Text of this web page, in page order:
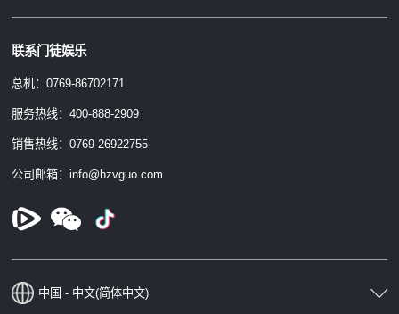
联系门徒娱乐
总机：0769-86702171
服务热线：400-888-2909
销售热线：0769-26922755
公司邮箱：info@hzvguo.com
中国 - 中文(简体中文)